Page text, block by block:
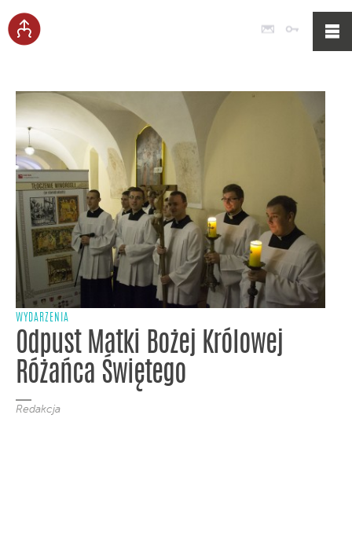
Poczta
WYDARZENIA
Odpust Matki Bożej Królowej
Różańca Świętego
Redakcja